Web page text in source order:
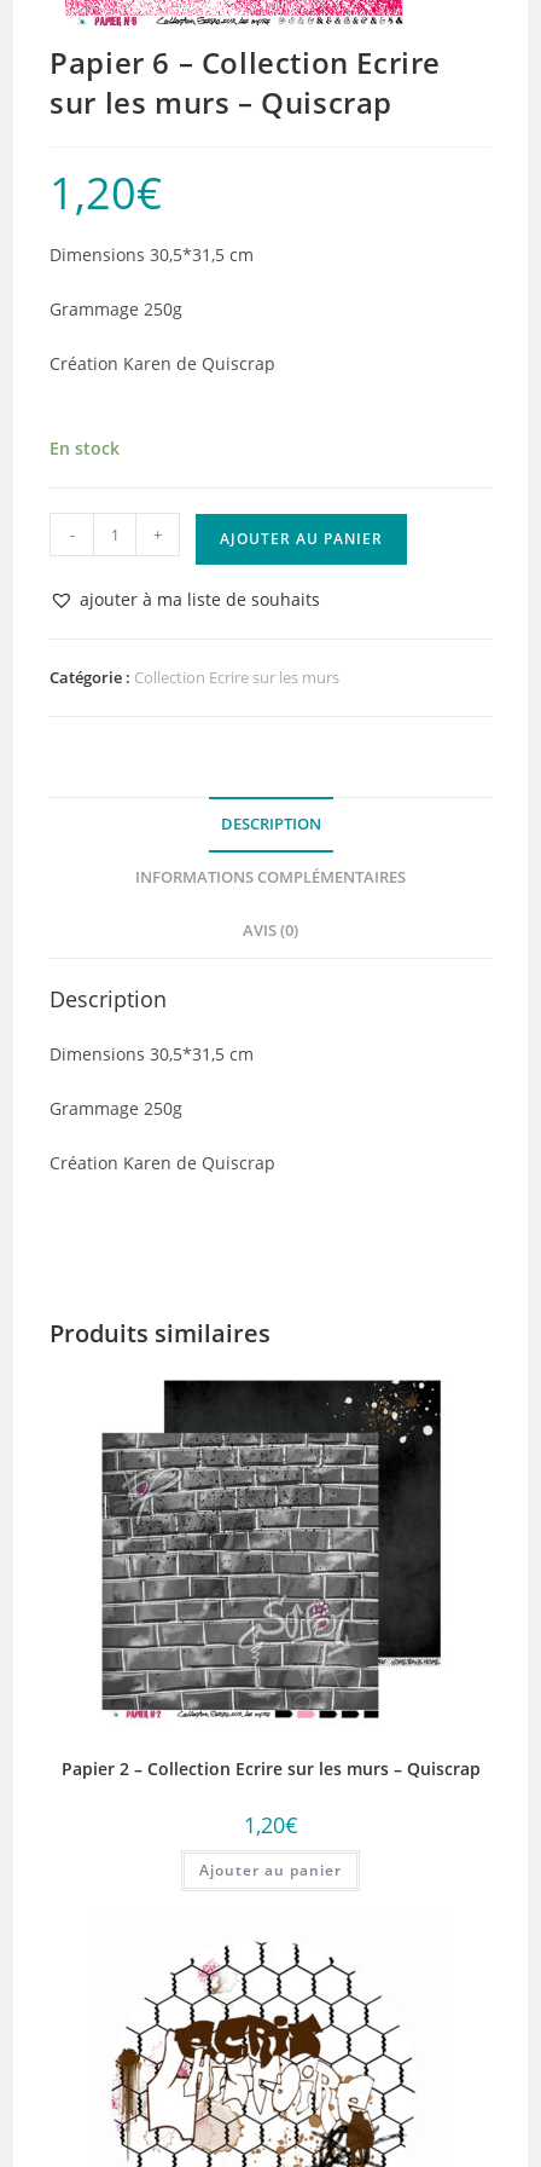
Papier 6 – Collection Ecrire
sur les murs – Quiscrap
1,20€
Dimensions 30,5*31,5 cm
Grammage 250g
Création Karen de Quiscrap
En stock
quantité
de
Papier
Collection
- + AJOUTER AU PANIER
ajouter à ma liste de souhaits
Catégorie : Collection Ecrire sur les murs
DESCRIPTION
INFORMATIONS COMPLÉMENTAIRES
AVIS (0)
Description
Dimensions 30,5*31,5 cm
Grammage 250g
Création Karen de Quiscrap
Produits similaires
Papier 2 – Collection Ecrire sur les murs – Quiscrap
1,20€
Ajouter au panier